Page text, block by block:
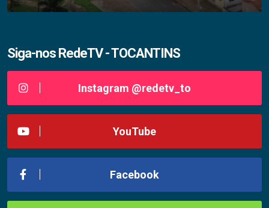
Siga-nos RedeTV - TOCANTINS
Instagram @redetv_to
YouTube
Facebook